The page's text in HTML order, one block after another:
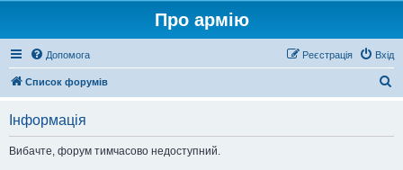
Про армію
Допомога Вхід
Реєстрація
Список форумів
Інформація
Вибачте, форум тимчасово недоступний.